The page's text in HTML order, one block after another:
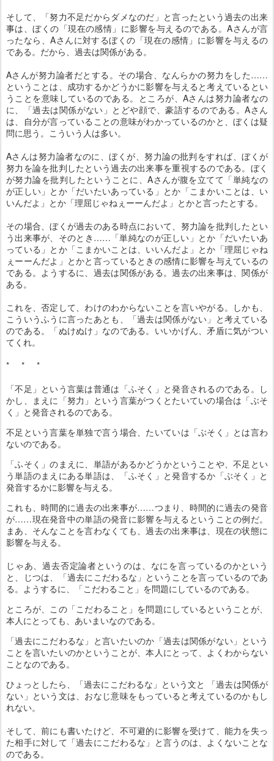
そして、「努力不足だからダメなのだ」と言ったという過去の出来
事は、ぼくの「現在の感情」に影響を与えるのである。Aさんが言
ったなら、Aさんに対するぼくの「現在の感情」に影響を与えるの
である。だから、過去は関係がある。
Aさんが努力論者だとする。その場合、なんらかの努力をした……
ということは、成功するかどうかに影響を与えると考えているとい
うことを意味しているのである。ところが、Aさんは努力論者なの
に、「過去は関係がない」とどや顔で、豪語するのである。Aさん
は、自分が言っていることの意味がわかっているのかと、ぼくは疑
問に思う。こういう人は多い。
Aさんは努力論者なのに、ぼくが、努力論の批判をすれば、ぼくが
努力を論を批判したという過去の出来事を重視するのである。ぼく
が努力論を批判したということに、Aさんが腹を立てて「単純なの
が正しい」とか「だいたいあっている」とか「こまかいことは、い
いんだよ」とか「理屈じゃねぇーーんだよ」とかと言ったとする。
その場合、ぼくが過去のある時点において、努力論を批判したとい
う出来事が、そのとき……「単純なのが正しい」とか「だいたいあ
っている」とか「こまかいことは、いいんだよ」とか「理屈じゃね
ぇーーんだよ」とかと言っているときの感情に影響を与えているの
である。ようするに、過去は関係がある。過去の出来事は、関係が
ある。
これを、否定して、わけのわからないことを言いやがる。しかも、
こういうふうに言ったあとも、「過去は関係がない」と考えている
のである。「ぬけぬけ」なのである。いいかげん、矛盾に気がつい
てくれ。
* * *
「不足」という言葉は普通は「ふそく」と発音されるのである。し
かし、まえに「努力」という言葉がつくとたいていの場合は「ぶそ
く」と発音されるのである。
不足という言葉を単独で言う場合、たいていは「ぶそく」とは言わ
ないのである。
「ふそく」のまえに、単語があるかどうかということや、不足とい
う単語のまえにある単語は、「ふそく」と発音するか「ぶそく」と
発音するかに影響を与える。
これも、時間的に過去の出来事が……つまり、時間的に過去の発音
が……現在発音中の単語の発音に影響を与えるということの例だ。
まあ、そんなことを言わなくても、過去の出来事は、現在の状態に
影響を与える。
じゃあ、過去否定論者というのは、なにを言っているのかという
と、じつは、「過去にこだわるな」ということを言っているのであ
る。ようするに、「こだわること」を問題にしているのである。
ところが、この「こだわること」を問題にしているということが、
本人にとっても、あいまいなのである。
「過去にこだわるな」と言いたいのか「過去は関係がない」という
ことを言いたいのかということが、本人にとって、よくわからない
ことなのである。
ひょっとしたら、「過去にこだわるな」という文と 「過去は関係が
ない」という文は、おなじ意味をもっていると考えているのかもし
れない。
そして、前にも書いたけど、不可避的に影響を受けて、能力を失っ
た相手に対して「過去にこだわるな」と言うのは、よくないことな
のである。